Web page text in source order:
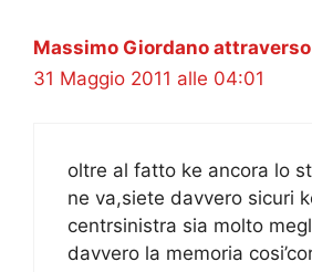
Massimo Giordano
31 Maggio 2011 alle 04:01
oltre al fatto ke ancora lo
ne va,siete davvero sicuri
centrsinistra sia molto
davvero la memoria